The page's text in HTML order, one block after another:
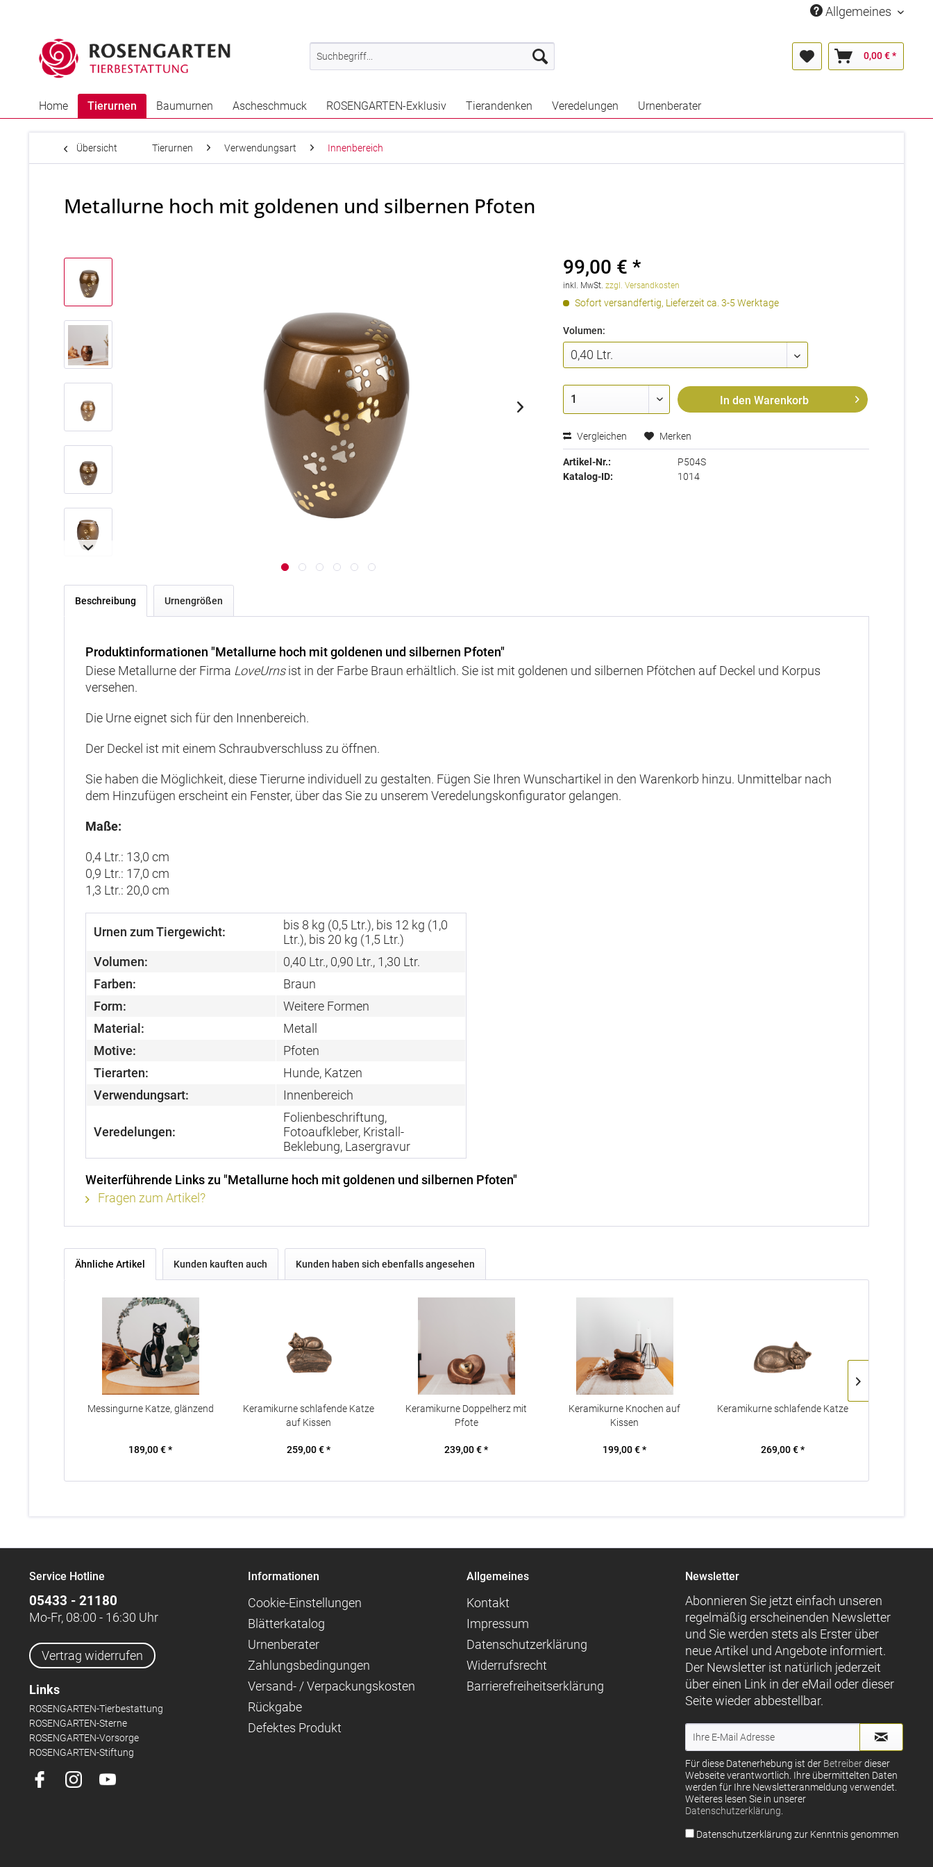
Allgemeines
0,00 € *
Home Tierurnen Baumurnen Ascheschmuck ROSENGARTEN-Exklusiv Tierandenken Veredelungen Urnenberater
Übersicht Tierurnen Verwendungsart Innenbereich
Metallurne hoch mit goldenen und silbernen Pfoten
99,00 € *
inkl. MwSt.zzgl. Versandkosten
Sofort versandfertig, Lieferzeit ca. 3-5 Werktage
Volumen:
In den Warenkorb
Vergleichen Merken
Artikel-Nr.:
P504S
Katalog-ID:
1014
Beschreibung Urnengrößen
Produktinformationen "Metallurne hoch mit goldenen und silbernen Pfoten"
Diese Metallurne der Firma LoveUrnsist in der Farbe Braun erhältlich. Sie ist mit goldenen und silbernen Pfötchen auf Deckel und Korpus
versehen.
Die Urne eignet sich für den Innenbereich.
Der Deckel ist mit einem Schraubverschluss zu öffnen.
Sie haben die Möglichkeit, diese Tierurne individuell zu gestalten. Fügen Sie Ihren Wunschartikel in den Warenkorb hinzu. Unmittelbar nach
dem Hinzufügen erscheint ein Fenster, über das Sie zu unserem Veredelungskonfigurator gelangen.
Maße:
0,4 Ltr.: 13,0 cm
0,9 Ltr.: 17,0 cm
1,3 Ltr.: 20,0 cm
Urnen zum Tiergewicht:
bis 8 kg (0,5 Ltr.), bis 12 kg (1,0
Ltr.), bis 20 kg (1,5 Ltr.)
Volumen:
0,40 Ltr., 0,90 Ltr., 1,30 Ltr.
Farben:
Braun
Form:
Weitere Formen
Material:
Metall
Motive:
Pfoten
Tierarten:
Hunde, Katzen
Verwendungsart:
Innenbereich
Veredelungen:
Folienbeschriftung,
Fotoaufkleber, Kristall-
Beklebung, Lasergravur
Weiterführende Links zu "Metallurne hoch mit goldenen und silbernen Pfoten"
Fragen zum Artikel?
Ähnliche Artikel Kunden kauften auch Kunden haben sich ebenfalls angesehen
Messingurne Katze, glänzend
189,00 € *
Keramikurne schlafende Katze
auf Kissen
259,00 € *
Keramikurne Doppelherz mit
Pfote
239,00 € *
Keramikurne Knochen auf
Kissen
199,00 € *
Keramikurne schlafende Katze
269,00 € *
Service Hotline
05433 - 21180
Mo-Fr, 08:00 - 16:30 Uhr
Vertrag widerrufen
Links
ROSENGARTEN-Tierbestattung
ROSENGARTEN-Sterne
ROSENGARTEN-Vorsorge
ROSENGARTEN-Stiftung
Informationen
Cookie-Einstellungen
Blätterkatalog
Urnenberater
Zahlungsbedingungen
Versand- / Verpackungskosten
Rückgabe
Defektes Produkt
Allgemeines
Kontakt
Impressum
Datenschutzerklärung
Widerrufsrecht
Barrierefreiheitserklärung
Newsletter
Abonnieren Sie jetzt einfach unseren
regelmäßig erscheinenden Newsletter
und Sie werden stets als Erster über
neue Artikel und Angebote informiert.
Der Newsletter ist natürlich jederzeit
über einen Link in der eMail oder dieser
Seite wieder abbestellbar.
Für diese Datenerhebung ist der Betreiberdieser
Webseite verantwortlich. Ihre übermittelten Daten
werden für Ihre Newsletteranmeldung verwendet.
Weiteres lesen Sie in unserer
Datenschutzerklärung.
Datenschutzerklärung zur Kenntnis genommen